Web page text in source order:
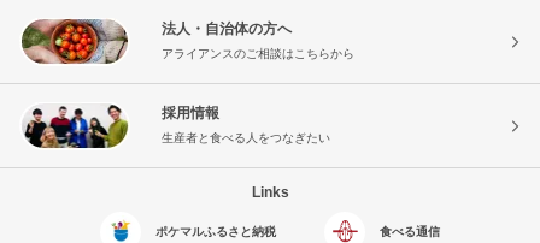
法人・自治体の方へ
アライアンスのご相談はこちらから
採用情報
生産者と食べる人をつなぎたい
Links
ポケマルふるさと納税 食べる通信